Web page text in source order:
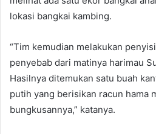
lokasi bangkai kambing.
“Tim kemudian melakukan
penyebab dari matinya harimau
Hasilnya ditemukan satu buah
putih yang berisikan racun hama
bungkusannya,” katanya.